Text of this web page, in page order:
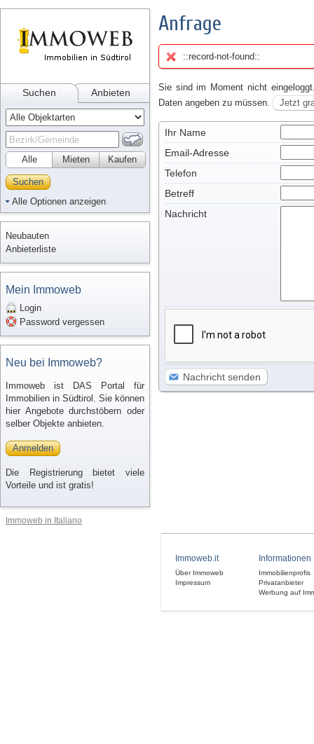
Suchen Anbieten
Alle Kaufen
Mieten
Suchen
Alle Optionen anzeigen
Neubauten
Anbieterliste
Mein Immoweb
Login
Password vergessen
Neu bei Immoweb?
Immoweb ist DAS Portal für
Immobilien in Südtirol. Sie können
hier Angebote durchstöbern oder
selber Objekte anbieten.
Anmelden
Die Registrierung bietet viele
Vorteile und ist gratis!
Immoweb in Italiano
Anfrage
::record-not-found::
Sie sind im Moment nicht
Daten angeben zu müssen.
Jetzt
Ihr Name
Email-Adresse
Telefon
Betreff
Nachricht
Nachricht senden
Immoweb.it
Über Immoweb
Impressum
Informationen
Immobilienprofis
Privatanbieter
Werbung auf